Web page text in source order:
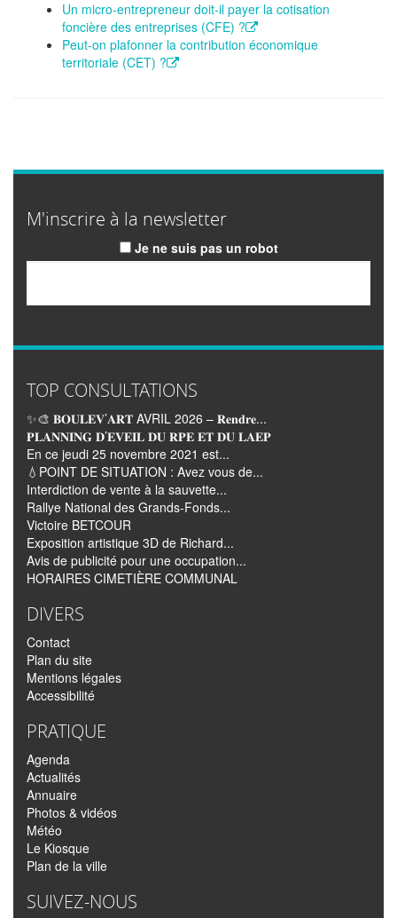
Un micro-entrepreneur doit-il payer la cotisation
foncière des entreprises (CFE) ?
Peut-on plafonner la contribution économique
territoriale (CET) ?
M'inscrire à la newsletter
Je ne suis pas un robot
TOP CONSULTATIONS
✨🎨 𝐁𝐎𝐔𝐋𝐄𝐕’𝐀𝐑𝐓 AVRIL 2026 – 𝐑𝐞𝐧𝐝𝐫𝐞...
𝐏𝐋𝐀𝐍𝐍𝐈𝐍𝐆 𝐃’𝐄𝐕𝐄𝐈𝐋 𝐃𝐔 𝐑𝐏𝐄 𝐄𝐓 𝐃𝐔 𝐋𝐀𝐄𝐏
En ce jeudi 25 novembre 2021 est...
💧POINT DE SITUATION : Avez vous de...
Interdiction de vente à la sauvette...
Rallye National des Grands-Fonds...
Victoire BETCOUR
Exposition artistique 3D de Richard...
Avis de publicité pour une occupation...
HORAIRES CIMETIÈRE COMMUNAL
DIVERS
Contact
Plan du site
Mentions légales
Accessibilité
PRATIQUE
Agenda
Actualités
Annuaire
Photos & vidéos
Météo
Le Kiosque
Plan de la ville
SUIVEZ-NOUS